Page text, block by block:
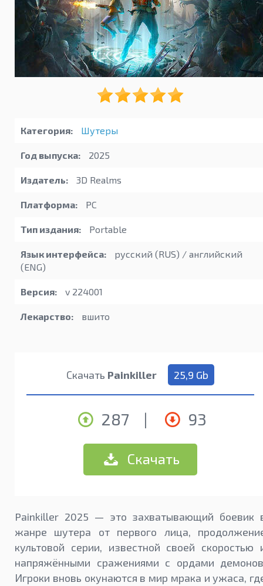
Категория: Шутеры
Год выпуска: 2025
Издатель: 3D Realms
Платформа: PC
Тип издания: Portable
Язык интерфейса:
русский (RUS) / английский
(ENG)
Версия: v 224001
Лекарство: вшито
Скачать Painkiller 25,9 Gb
287 | 93
Скачать
Painkiller 2025 — это захватывающий боевик
жанре шутера от первого лица,
культовой серии, известной своей скоростью
напряжёнными сражениями с ордами
Игроки вновь окунаются в мир мрака и ужаса,